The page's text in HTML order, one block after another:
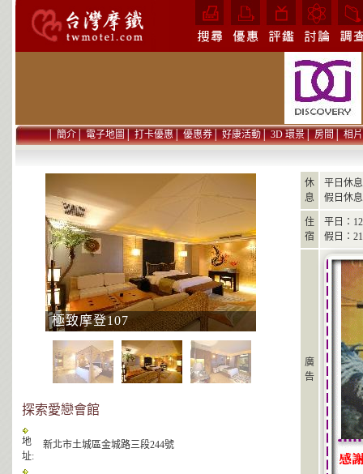
│簡介│電子地圖│打卡優惠│優惠券│好康活動│3D 環景│房間│相片
極致摩登107
探索愛戀會館
地
址:
新北市土城區金城路三段244號
休
息
平日休
假日休
住
宿
平日：
假日：
廣
告